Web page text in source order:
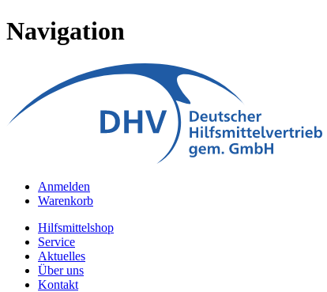
Navigation
Anmelden
Warenkorb
Hilfsmittelshop
Service
Aktuelles
Über uns
Kontakt